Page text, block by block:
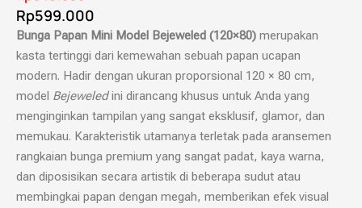
Rp599.000
Bunga Papan Mini Model Bejeweled (120×80) merupakan
kasta tertinggi dari kemewahan sebuah papan ucapan
modern. Hadir dengan ukuran proporsional 120 × 80 cm,
model Bejeweledini dirancang khusus untuk Anda yang
menginginkan tampilan yang sangat eksklusif, glamor, dan
memukau. Karakteristik utamanya terletak pada aransemen
rangkaian bunga premium yang sangat padat, kaya warna,
dan diposisikan secara artistik di beberapa sudut atau
membingkai papan dengan megah, memberikan efek visual